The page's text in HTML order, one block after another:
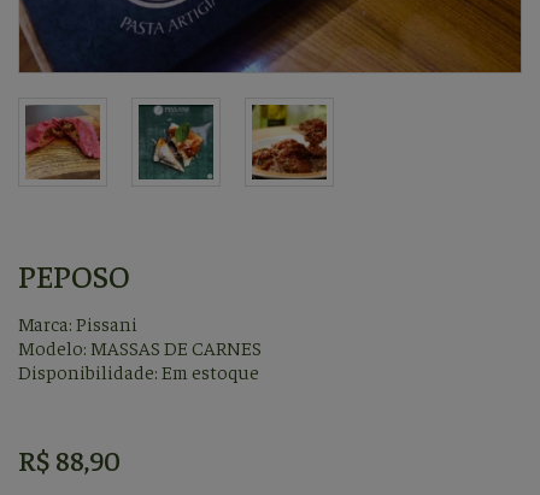
PEPOSO
Marca: Pissani
Modelo: MASSAS DE CARNES
Disponibilidade: Em estoque
R$ 88,90